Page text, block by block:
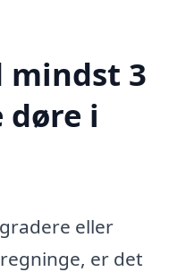
3
i
eller
er det